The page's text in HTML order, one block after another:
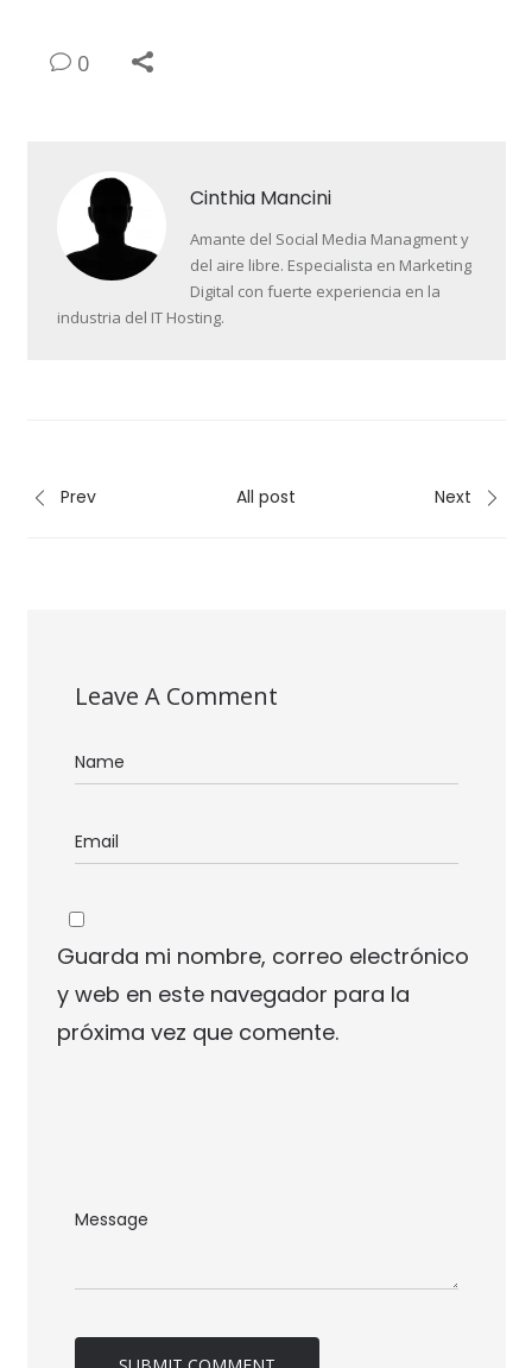
0
Cinthia Mancini
Amante del Social Media Managment y
del aire libre. Especialista en Marketing
Digital con fuerte experiencia en la
industria del IT Hosting.
Prev All post Next
Leave A Comment
Guarda mi nombre, correo electrónico
y web en este navegador para la
próxima vez que comente.